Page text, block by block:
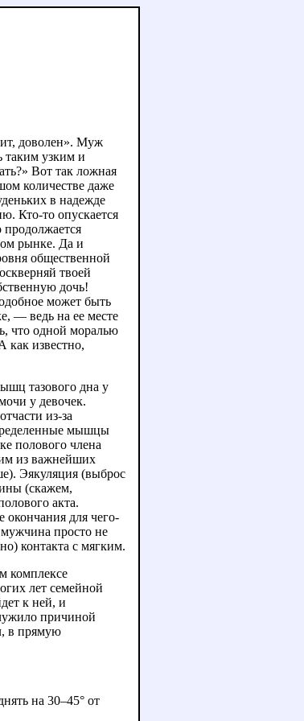
доволен». Муж
таким узким и
Вот так ложная
количестве даже
в надежде
Кто-то опускается
рынке. Да и
общественной
твоей
дочь!
может быть
— ведь на ее месте
что одной моралью
как известно,
тазового дна у
у девочек.
из-за
мышцы
полового члена
из важнейших
Эякуляция (выброс
(скажем,
акта.
окончания для чего-
просто не
контакта с мягким.
комплексе
лет семейной
к ней, и
причиной
в прямую
на 30–45° от